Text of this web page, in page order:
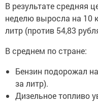
В результате средняя
неделю выросла на 10
литр (против 54,83
В среднем по стране:
Бензин подорожал
за литр).
Дизельное топливо